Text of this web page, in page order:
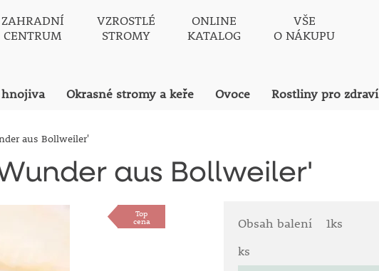
ZAHRADNÍ
CENTRUM
VZROSTLÉ
STROMY
ONLINE
KATALOG
VŠE
O NÁKUPU
Okrasné stromy a keře Ovoce Rostliny pro zdraví
aus Bollweiler'
aus Bollweiler'
Top
cena Obsah balení
1ks
ks